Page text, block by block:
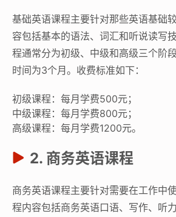
基础英语课程主要针对那些英语基础
容包括基本的语法、词汇和听说读写
程通常分为初级、中级和高级三个阶
时间为3个月。收费标准如下：
初级课程：每月学费500元；
中级课程：每月学费800元；
高级课程：每月学费1200元。
2. 商务英语课程
商务英语课程主要针对需要在工作中
程内容包括商务英语口语、写作、听